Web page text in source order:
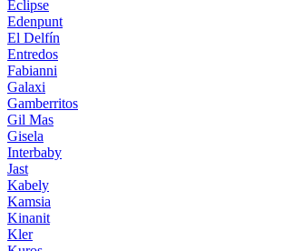
Eclipse
Edenpunt
El Delfín
Entredos
Fabianni
Galaxi
Gamberritos
Gil Mas
Gisela
Interbaby
Jast
Kabely
Kamsia
Kinanit
Kler